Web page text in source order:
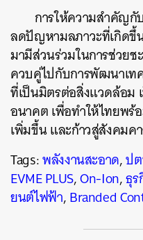
การให้ความสำคัญกั
ลดปัญหามลภาวะที่เกิดขึ้
มามีส่วนร่วมในการช่วย
ควบคู่ไปกับการพัฒนาเท
ที่เป็นมิตรต่อสิ่งแวดล้อม
อนาคต เพื่อทำให้ไทยพร้
เพิ่มขึ้น และก้าวสู่สังคมค
Tags:พลังงานสะอาด,ป
EVME PLUS,On-Ion,ธุ
ยนต์ไฟฟ้า,Branded